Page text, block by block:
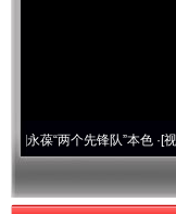
个先锋队”本色·[视频]牢记初